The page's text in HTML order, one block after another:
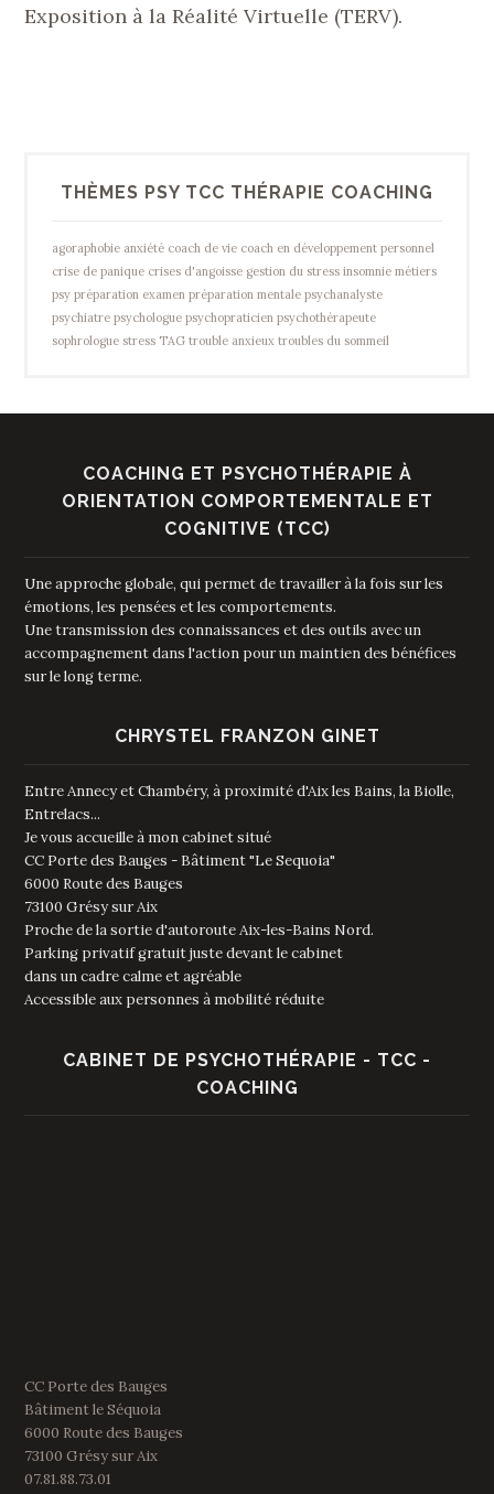
Exposition à la Réalité Virtuelle (TERV).
THÈMES PSY TCC THÉRAPIE COACHING
agoraphobie anxiété coach de vie coach en développement personnel
crise de panique crises d'angoisse gestion du stress insomnie métiers
psy préparation examen préparation mentale psychanalyste
psychiatre psychologue psychopraticien psychothérapeute
sophrologue stress TAG trouble anxieux troubles du sommeil
COACHING ET PSYCHOTHÉRAPIE À
ORIENTATION COMPORTEMENTALE ET
COGNITIVE (TCC)
Une approche globale, qui permet de travailler à la fois sur les
émotions, les pensées et les comportements.
Une transmission des connaissances et des outils avec un
accompagnement dans l'action pour un maintien des bénéfices
sur le long terme.
CHRYSTEL FRANZON GINET
Entre Annecy et Chambéry, à proximité d'Aix les Bains, la Biolle,
Entrelacs...
Je vous accueille à mon cabinet situé
CC Porte des Bauges - Bâtiment "Le Sequoia"
6000 Route des Bauges
73100 Grésy sur Aix
Proche de la sortie d'autoroute Aix-les-Bains Nord.
Parking privatif gratuit juste devant le cabinet
dans un cadre calme et agréable
Accessible aux personnes à mobilité réduite
CABINET DE PSYCHOTHÉRAPIE - TCC -
COACHING
CC Porte des Bauges
Bâtiment le Séquoia
6000 Route des Bauges
73100 Grésy sur Aix
07.81.88.73.01